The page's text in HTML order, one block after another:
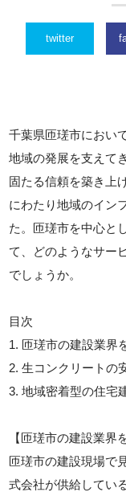
twitter
千葉県匝瑳市におい
地域の発展を支えて
固たる信頼を築き上
にわたり地域のイン
た。匝瑳市を中心と
て、どのようなサー
でしょうか。
目次
1. 匝瑳市の建設業界
2. 生コンクリートの
3. 地域密着型の住宅
【匝瑳市の建設業界
匝瑳市の建設現場で
式会社が供給してい